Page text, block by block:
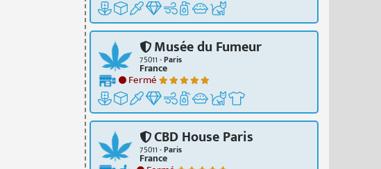
Musée du Fumeur
75011 -Paris
France
Fermé
CBD House Paris
75011 -Paris
France